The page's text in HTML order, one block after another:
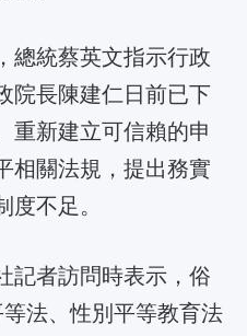
總統蔡英文指示行政
院長陳建仁日前已下
重新建立可信賴的申
相關法規，提出務實
不足。
記者訪問時表示，俗
法、性別平等教育法